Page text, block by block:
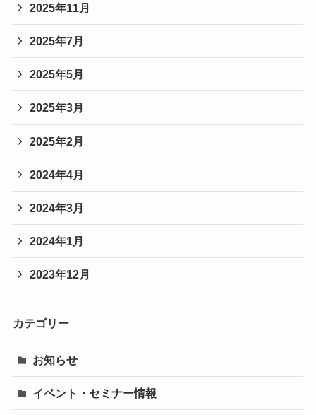
2025年11月
2025年7月
2025年5月
2025年3月
2025年2月
2024年4月
2024年3月
2024年1月
2023年12月
カテゴリー
お知らせ
イベント・セミナー情報